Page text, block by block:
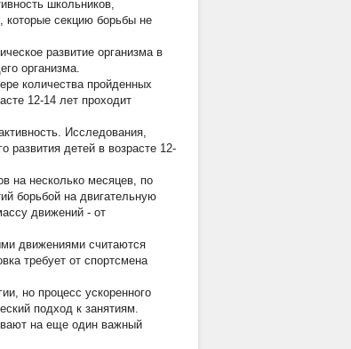
школьников,
которые секцию борьбы не
развитие организма в
организма.
количества пройденных
12-14 лет проходит
Исследования,
развития детей в возрасте 12-
на несколько месяцев, по
борьбой на двигательную
движений - от
движениями считаются
требует от спортсмена
но процесс ускоренного
подход к занятиям.
на еще один важный